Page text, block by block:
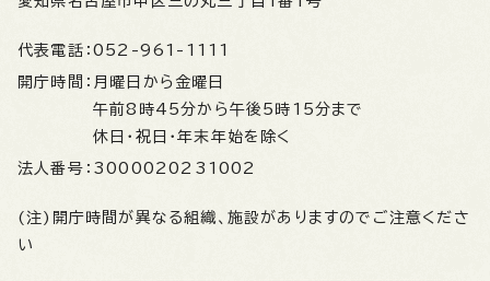
代表電話： 052-961-1111
開庁時間： 月曜日から金曜日
午前8時45分から午後5時15分まで
休日・祝日・年末年始を除く
法人番号： 3000020231002
(注)開庁時間が異なる組織、施設がありますのでご注意くださ
い